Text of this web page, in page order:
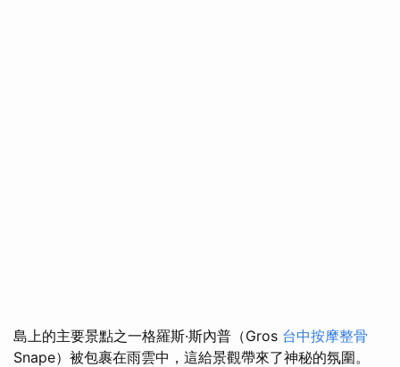
島上的主要景點之一格羅斯·斯內普（Gros 台中按摩整骨
Snape）被包裹在雨雲中，這給景觀帶來了神秘的氛圍。